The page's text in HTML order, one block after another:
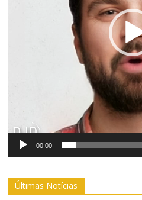
00:00
Últimas Notícias